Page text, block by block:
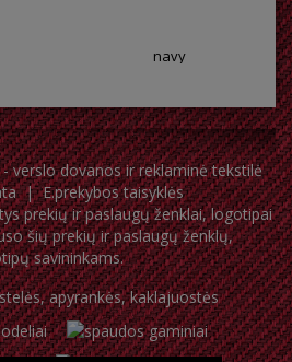
navy
verslo dovanos ir reklaminė tekstilė
|E.prekybos taisyklės
prekių ir paslaugų ženklai, logotipai
šių prekių ir paslaugų ženklų,
savininkams.